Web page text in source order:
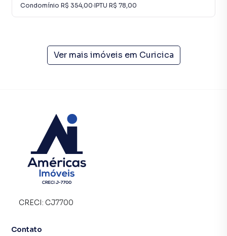
Condomínio R$ 354,00·IPTU R$ 78,00
Ver mais imóveis em Curicica
CRECI: CJ7700
Contato